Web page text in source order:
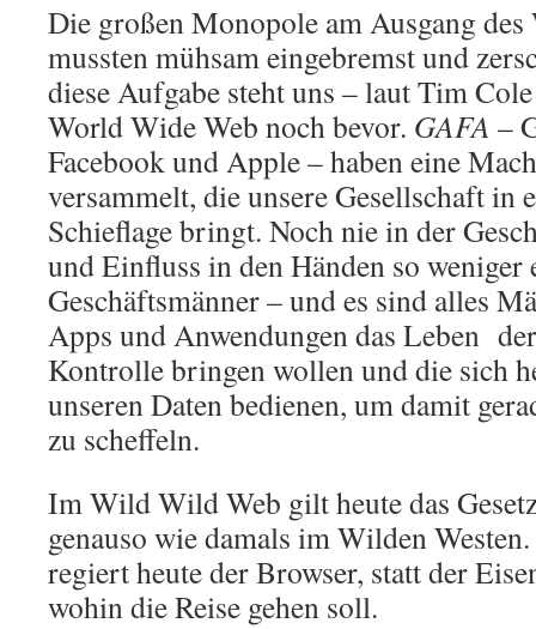
Die großen Monopole am Ausgang des
mussten mühsam eingebremst und
diese Aufgabe steht uns – laut Tim
World Wide Web noch bevor. GAFA –
Facebook und Apple – haben eine
versammelt, die unsere Gesellschaft in
Schieflage bringt. Noch nie in der
und Einfluss in den Händen so weniger
Geschäftsmänner – und es sind alles
Apps und Anwendungen das Leben
Kontrolle bringen wollen und die sich
unseren Daten bedienen, um damit
zu scheffeln.
Im Wild Wild Web gilt heute das
genauso wie damals im Wilden
regiert heute der Browser, statt der
wohin die Reise gehen soll.